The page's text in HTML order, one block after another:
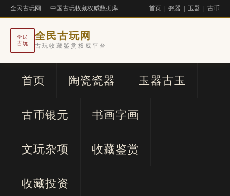
全民古玩网 — 中国古玩收藏权威数据库 首页 瓷器 玉器 古币
全民
古玩
全民古玩网
古玩收藏鉴赏权威平台
首页 陶瓷瓷器 玉器古玉
古币银元 书画字画
文玩杂项 收藏鉴赏
收藏投资